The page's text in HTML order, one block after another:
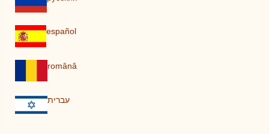
español
românâ
עברית